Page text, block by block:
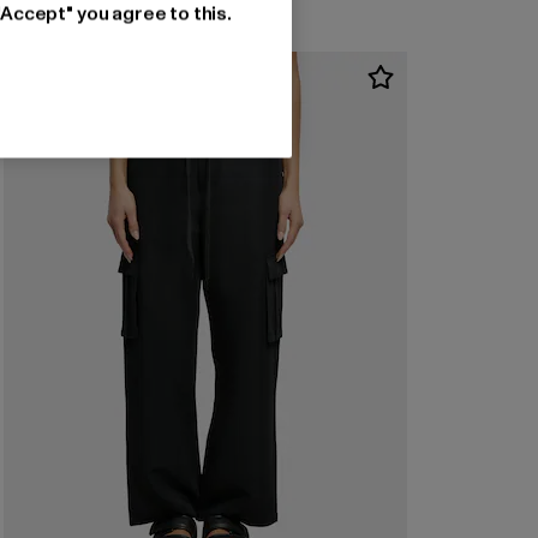
you agree to this.